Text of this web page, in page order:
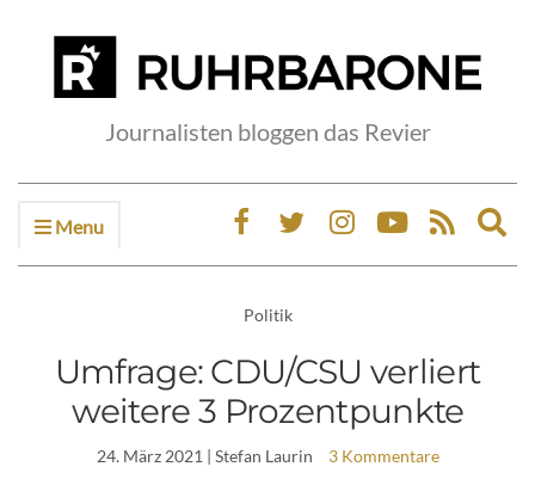
Journalisten bloggen das Revier
Menu
Politik
Umfrage: CDU/CSU verliert
weitere 3 Prozentpunkte
24. März 2021 | Stefan Laurin 3 Kommentare